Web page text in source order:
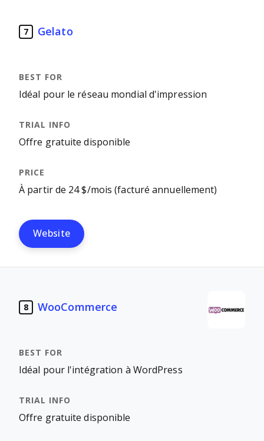
7 Gelato
Idéal pour le réseau mondial d'impression
Offre gratuite disponible
À partir de 24 $/mois (facturé annuellement)
Website
8 WooCommerce
Idéal pour l'intégration à WordPress
Offre gratuite disponible